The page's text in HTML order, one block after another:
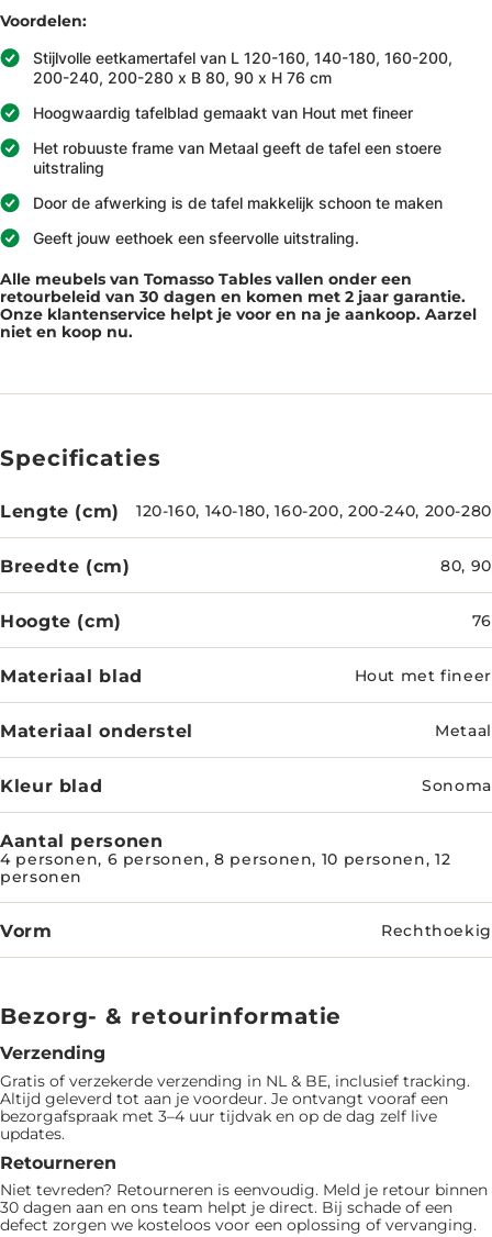
Voordelen:
Stijlvolle eetkamertafel van L 120-160, 140-180, 160-200,
200-240, 200-280 x B 80, 90 x H 76 cm
Hoogwaardig tafelblad gemaakt van Hout met fineer
Het robuuste frame van Metaal geeft de tafel een stoere
uitstraling
Door de afwerking is de tafel makkelijk schoon te maken
Geeft jouw eethoek een sfeervolle uitstraling.
Alle meubels van Tomasso Tables vallen onder een
retourbeleid van 30 dagen en komen met 2 jaar garantie.
Onze klantenservice helpt je voor en na je aankoop. Aarzel
niet en koop nu.
Specificaties
Lengte (cm) 120-160, 140-180, 160-200, 200-240, 200-280
Breedte (cm) 80, 90
Hoogte (cm) 76
Materiaal blad Hout met fineer
Materiaal onderstel Metaal
Kleur blad Sonoma
Aantal personen
4 personen, 6 personen, 8 personen, 10 personen, 12
personen
Vorm Rechthoekig
Bezorg- & retourinformatie
Verzending
Gratis of verzekerde verzending in NL & BE, inclusief tracking.
Altijd geleverd tot aan je voordeur. Je ontvangt vooraf een
bezorgafspraak met 3–4 uur tijdvak en op de dag zelf live
updates.
Retourneren
Niet tevreden? Retourneren is eenvoudig. Meld je retour binnen
30 dagen aan en ons team helpt je direct. Bij schade of een
defect zorgen we kosteloos voor een oplossing of vervanging.